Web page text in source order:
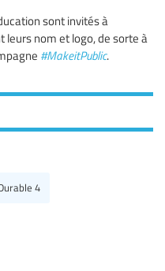
sont invités à
nom et logo, de sorte à
#MakeitPublic.
4